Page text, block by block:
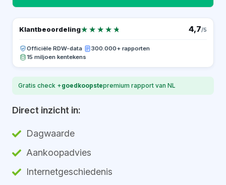
Klantbeoordeling★★★★★
★★★★★ 4,7/5
Officiële RDW-data·
300.000+ rapporten
15 miljoen kentekens
Gratis check +goedkoopstepremium rapport van NL
Direct inzicht in:
Dagwaarde
Aankoopadvies
Internetgeschiedenis